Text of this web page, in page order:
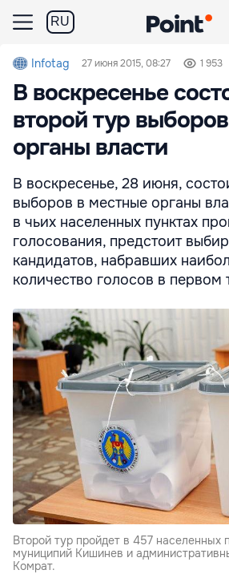
RU
Infotag 27 июня 2015, 08:27 1 953
В воскресенье
второй тур
органы власти
В воскресенье, 28 июня,
выборов в местные органы
в чьих населенных пунктах
голосования, предстоит
кандидатов, набравших
количество голосов в первом
Второй тур пройдет в 457 населенных
муниципий Кишинев и
Комрат.